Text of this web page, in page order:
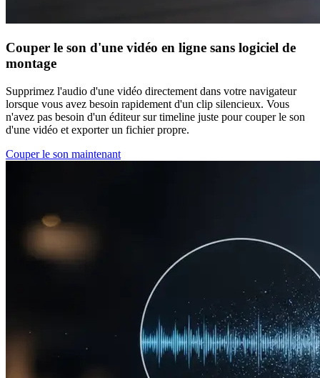
Couper le son d'une vidéo en ligne sans logiciel de
montage
Supprimez l'audio d'une vidéo directement dans votre navigateur
lorsque vous avez besoin rapidement d'un clip silencieux. Vous
n'avez pas besoin d'un éditeur sur timeline juste pour couper le son
d'une vidéo et exporter un fichier propre.
Couper le son maintenant